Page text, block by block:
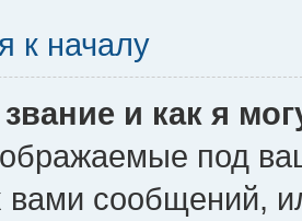
к началу
и как я
под
вами сообщений,